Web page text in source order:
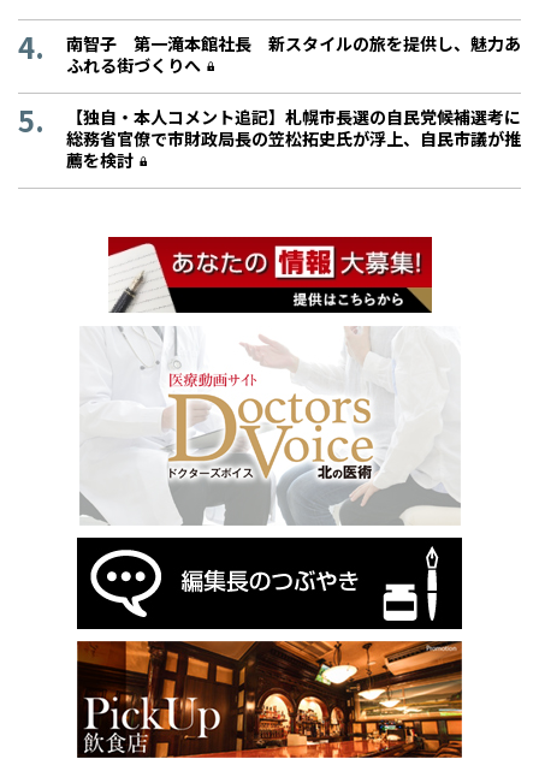
南智子 第一滝本館社長 新スタイルの旅を提供し、魅力あ
ふれる街づくりへ
【独自・本人コメント追記】札幌市長選の自民党候補選考に
総務省官僚で市財政局長の笠松拓史氏が浮上、自民市議が推
薦を検討